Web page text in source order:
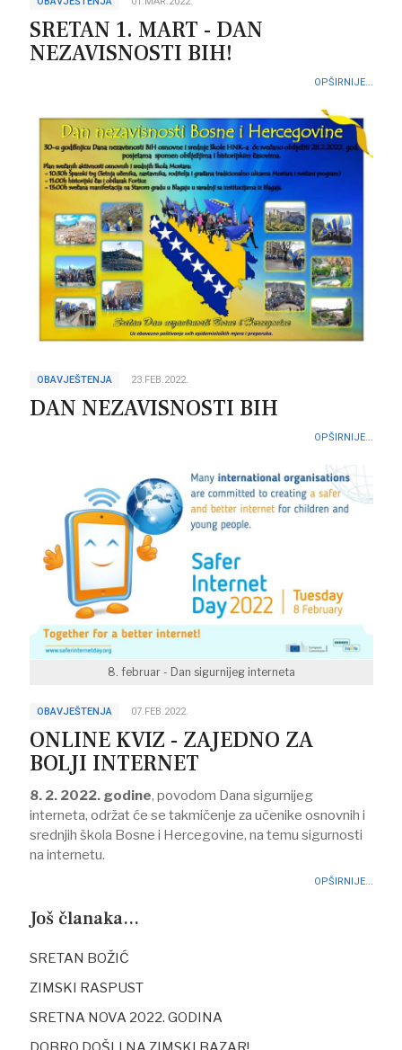
SRETAN 1. MART - DAN
NEZAVISNOSTI BIH!
OPŠIRNIJE...
OBAVJEŠTENJA 23.FEB.2022.
DAN NEZAVISNOSTI BIH
OPŠIRNIJE...
8. februar - Dan sigurnijeg interneta
OBAVJEŠTENJA 07.FEB.2022.
ONLINE KVIZ - ZAJEDNO ZA
BOLJI INTERNET
8. 2. 2022. godine, povodom Dana sigurnijeg
interneta, održat će se takmičenje za učenike osnovnih i
srednjih škola Bosne i Hercegovine, na temu sigurnosti
na internetu.
OPŠIRNIJE...
Još članaka...
SRETAN BOŽIĆ
ZIMSKI RASPUST
SRETNA NOVA 2022. GODINA